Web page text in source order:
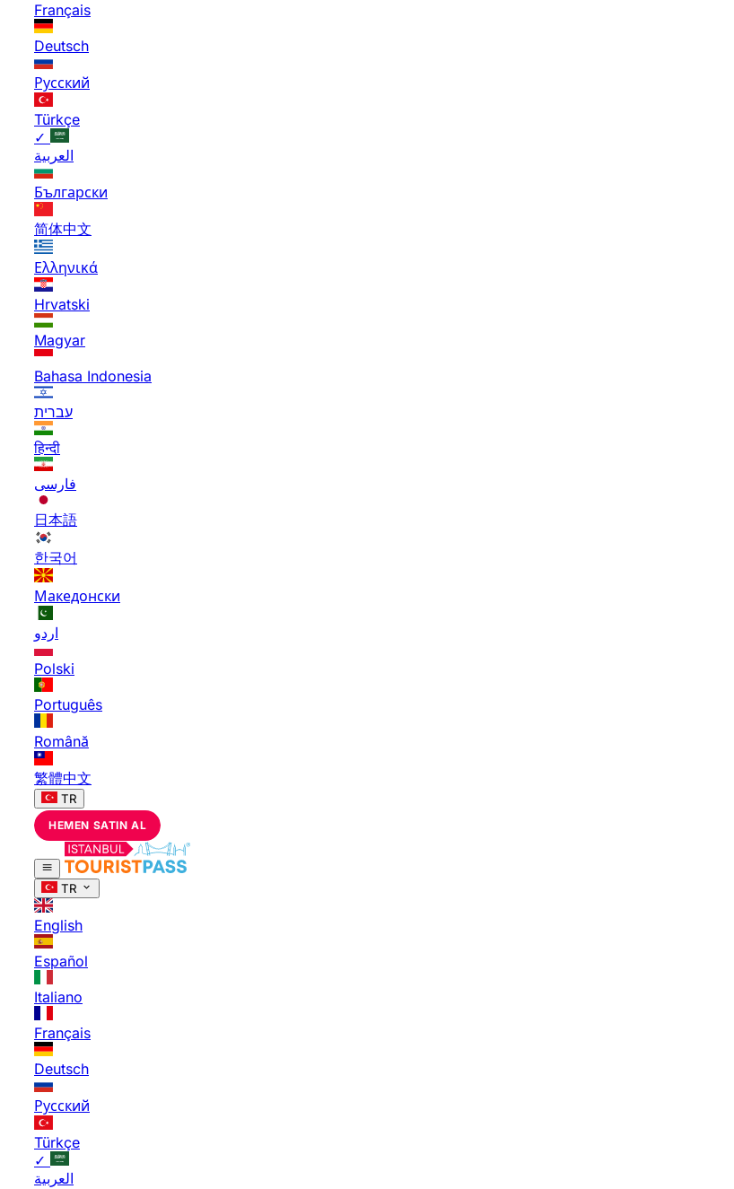
Français
Deutsch
Русский
Türkçe
✓
العربية
Български
简体中文
Ελληνικά
Hrvatski
Magyar
Bahasa Indonesia
עברית
हिन्दी
فارسی
日本語
한국어
Македонски
اردو
Polski
Português
Română
繁體中文
TR
HEMEN SATIN AL
TR
English
Español
Italiano
Français
Deutsch
Русский
Türkçe
✓
العربية